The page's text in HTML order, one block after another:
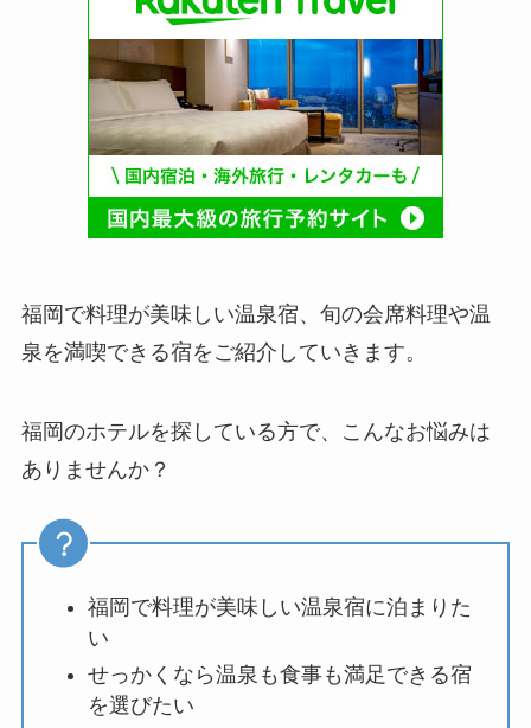
福岡で料理が美味しい温泉宿、旬の会席料理や温
泉を満喫できる宿をご紹介していきます。
福岡のホテルを探している方で、こんなお悩みは
ありませんか？
福岡で料理が美味しい温泉宿に泊まりた
い
せっかくなら温泉も食事も満足できる宿
を選びたい